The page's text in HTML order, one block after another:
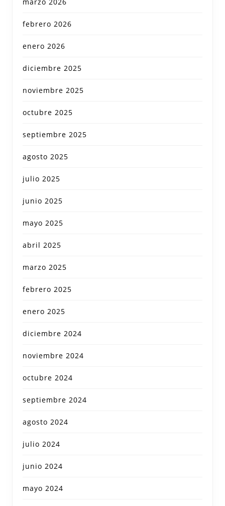
febrero 2026
enero 2026
diciembre 2025
noviembre 2025
octubre 2025
septiembre 2025
agosto 2025
julio 2025
junio 2025
mayo 2025
abril 2025
marzo 2025
febrero 2025
enero 2025
diciembre 2024
noviembre 2024
octubre 2024
septiembre 2024
agosto 2024
julio 2024
junio 2024
mayo 2024